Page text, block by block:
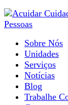
Sobre Nós
Unidades
Serviços
Notícias
Blog
Trabalhe